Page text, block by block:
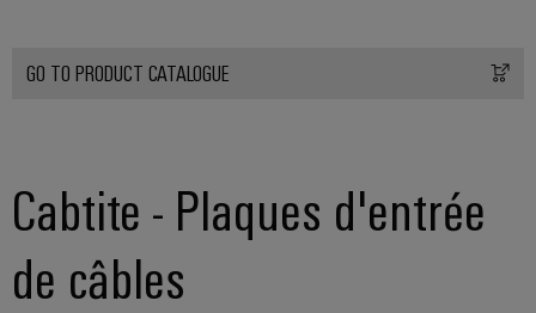
de
Infrastructure
distribution
Service
GO TO PRODUCT CATALOGUE
Cabtite - Plaques d'entrée
de câbles